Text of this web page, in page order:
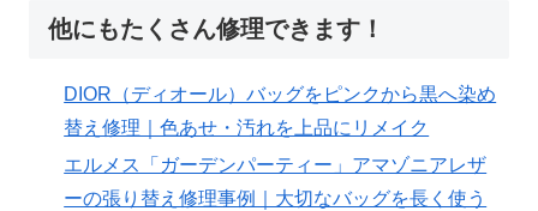
他にもたくさん修理できます！
DIOR（ディオール）バッグをピンクから黒へ染め
替え修理｜色あせ・汚れを上品にリメイク
エルメス「ガーデンパーティー」アマゾニアレザ
ーの張り替え修理事例｜大切なバッグを長く使う